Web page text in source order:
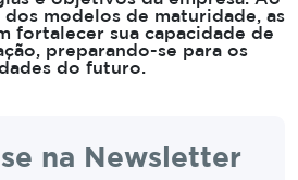
modelos de maturidade, as
fortalecer sua capacidade de
preparando-se para os
do futuro.
se na Newsletter